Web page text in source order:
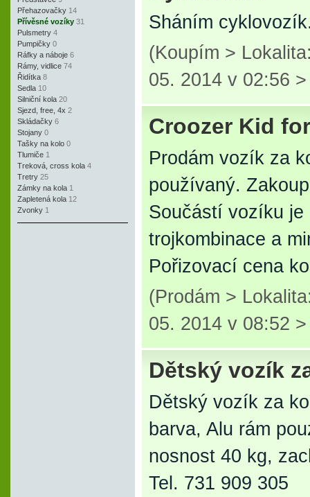
Přehazovačky 14
Přívěsné vozíky 31
Pulsmetry 4
Pumpičky 0
Ráfky a náboje 6
Rámy, vidlice 74
Řidítka 8
Sedla 10
Silniční kola 20
Sjezd, free, 4x 2
Skládačky 6
Stojany 0
Tašky na kolo 0
Tlumiče 1
Treková, cross kola 4
Tretry 25
Zámky na kola 1
Zapletená kola 12
Zvonky 1
Sháním
(Koupím >
05. 2014 v 02:56
Croozer Kid
Prodám vozík za
používaný.
Součástí vozíku
trojkombinace a
Pořizovací cena
(Prodám >
05. 2014 v 08:52
Dětský vozík
Dětský vozík za
barva, Alu rám
nosnost 40 kg,
Tel. 731 909 305